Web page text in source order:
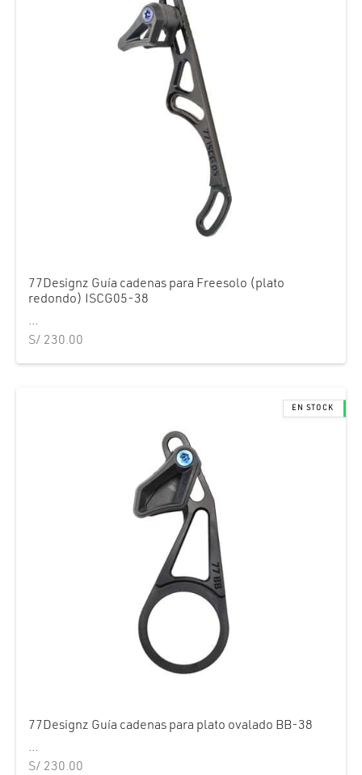
77Designz Guía cadenas para Freesolo (plato
redondo) ISCG05-38
...
S/ 230.00
77Designz Guía cadenas para plato ovalado BB-38
...
S/ 230.00